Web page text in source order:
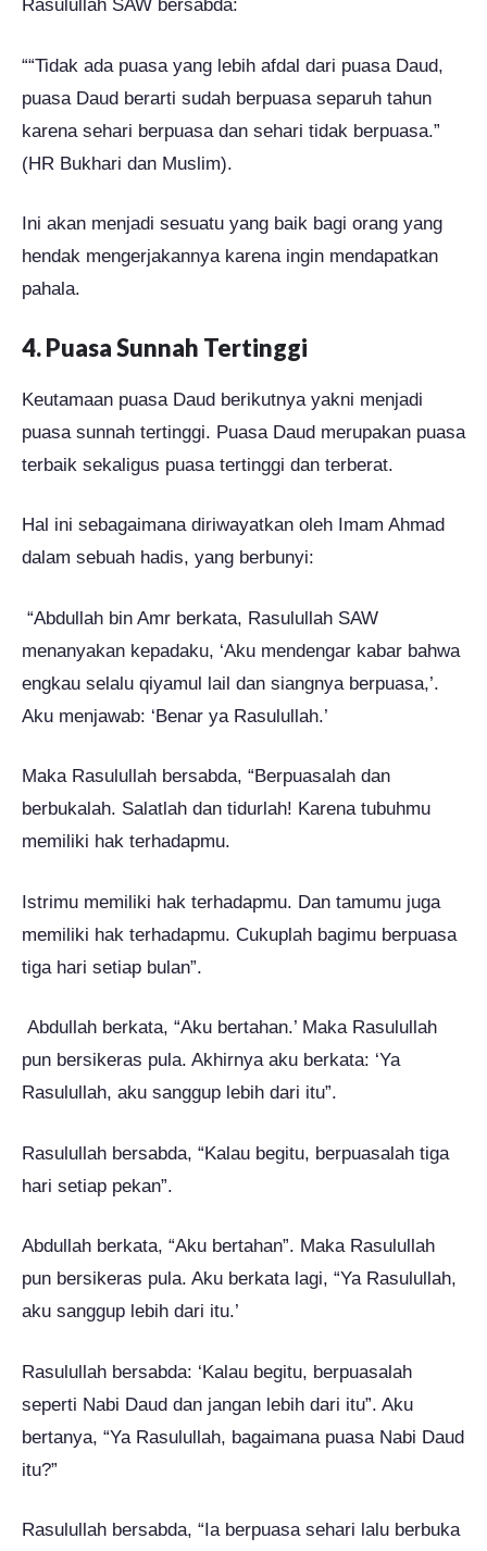
Rasulullah SAW bersabda:
““Tidak ada puasa yang lebih afdal dari puasa Daud,
puasa Daud berarti sudah berpuasa separuh tahun
karena sehari berpuasa dan sehari tidak berpuasa.”
(HR Bukhari dan Muslim).
Ini akan menjadi sesuatu yang baik bagi orang yang
hendak mengerjakannya karena ingin mendapatkan
pahala.
4. Puasa Sunnah Tertinggi
Keutamaan puasa Daud berikutnya yakni menjadi
puasa sunnah tertinggi. Puasa Daud merupakan puasa
terbaik sekaligus puasa tertinggi dan terberat.
Hal ini sebagaimana diriwayatkan oleh Imam Ahmad
dalam sebuah hadis, yang berbunyi:
“Abdullah bin Amr berkata, Rasulullah SAW
menanyakan kepadaku, ‘Aku mendengar kabar bahwa
engkau selalu qiyamul lail dan siangnya berpuasa,’.
Aku menjawab: ‘Benar ya Rasulullah.’
Maka Rasulullah bersabda, “Berpuasalah dan
berbukalah. Salatlah dan tidurlah! Karena tubuhmu
memiliki hak terhadapmu.
Istrimu memiliki hak terhadapmu. Dan tamumu juga
memiliki hak terhadapmu. Cukuplah bagimu berpuasa
tiga hari setiap bulan”.
Abdullah berkata, “Aku bertahan.’ Maka Rasulullah
pun bersikeras pula. Akhirnya aku berkata: ‘Ya
Rasulullah, aku sanggup lebih dari itu”.
Rasulullah bersabda, “Kalau begitu, berpuasalah tiga
hari setiap pekan”.
Abdullah berkata, “Aku bertahan”. Maka Rasulullah
pun bersikeras pula. Aku berkata lagi, “Ya Rasulullah,
aku sanggup lebih dari itu.’
Rasulullah bersabda: ‘Kalau begitu, berpuasalah
seperti Nabi Daud dan jangan lebih dari itu”. Aku
bertanya, “Ya Rasulullah, bagaimana puasa Nabi Daud
itu?”
Rasulullah bersabda, “Ia berpuasa sehari lalu berbuka